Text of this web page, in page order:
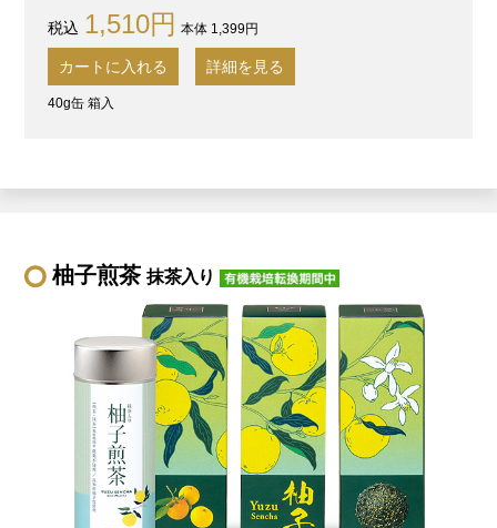
1,510円 本体 1,399円
カートに入れる 詳細を見る
40g缶 箱入
柚子煎茶抹茶入り